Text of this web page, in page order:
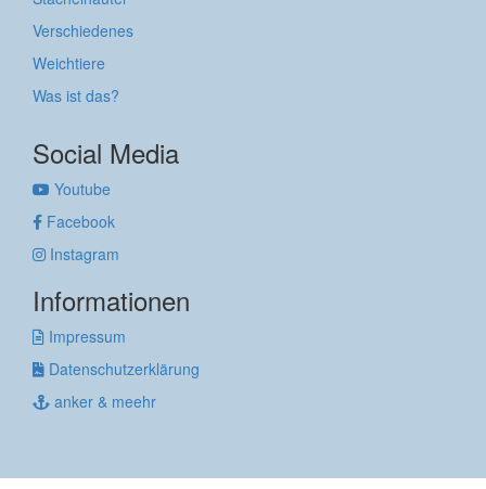
Verschiedenes
Weichtiere
Was ist das?
Social Media
Youtube
Facebook
Instagram
Informationen
Impressum
Datenschutzerklärung
anker & meehr